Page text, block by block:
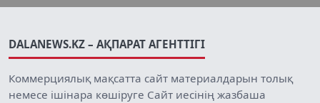
DALANEWS.KZ – АҚПАРАТ АГЕНТТІГІ
Коммерциялық мақсатта сайт материалдарын толық
немесе ішінара көшіруге Сайт иесінің жазбаша